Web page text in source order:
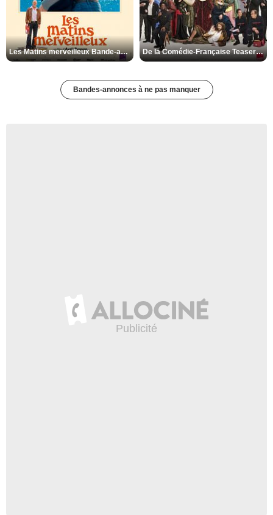
Les Matins merveilleux Bande-annonce VF De la Comédie-Française Teaser VF
Bandes-annonces à ne pas manquer